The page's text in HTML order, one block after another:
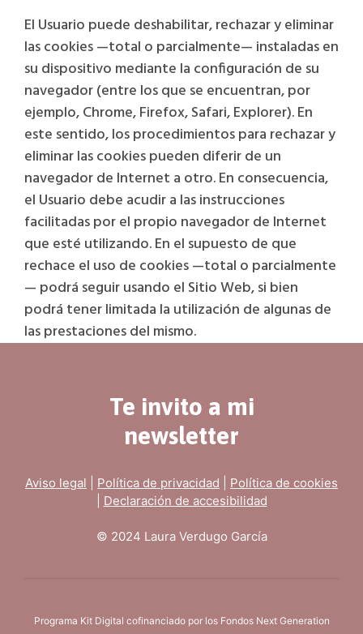
El Usuario puede deshabilitar, rechazar y eliminar
las cookies —total o parcialmente— instaladas en
su dispositivo mediante la configuración de su
navegador (entre los que se encuentran, por
ejemplo, Chrome, Firefox, Safari, Explorer). En
este sentido, los procedimientos para rechazar y
eliminar las cookies pueden diferir de un
navegador de Internet a otro. En consecuencia,
el Usuario debe acudir a las instrucciones
facilitadas por el propio navegador de Internet
que esté utilizando. En el supuesto de que
rechace el uso de cookies —total o parcialmente
— podrá seguir usando el Sitio Web, si bien
podrá tener limitada la utilización de algunas de
las prestaciones del mismo.
Te invito a mi
newsletter
Aviso legal Política de privacidad
Política de cookies
Declaración de accesibilidad
© 2024 Laura Verdugo García
Programa Kit Digital cofinanciado por los Fondos Next Generation